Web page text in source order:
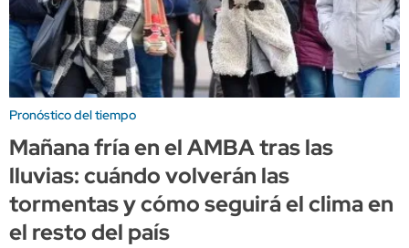
Pronóstico del tiempo
Mañana fría en el AMBA tras las
lluvias: cuándo volverán las
tormentas y cómo seguirá el clima en
el resto del país